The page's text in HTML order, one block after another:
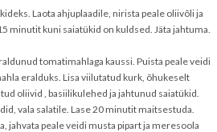
Laota ahjuplaadile, nirista peale oliivõli ja
minutit kuni saiatükid on kuldsed. Jäta jahtuma.
tomatimahlaga kaussi. Puista peale veidi
eralduks. Lisa viilutatud kurk, õhukeselt
oliivid , basiilikulehed ja jahtunud saiatükid.
vala salatile. Lase 20 minutit maitsestuda.
jahvata peale veidi musta pipart ja meresoola